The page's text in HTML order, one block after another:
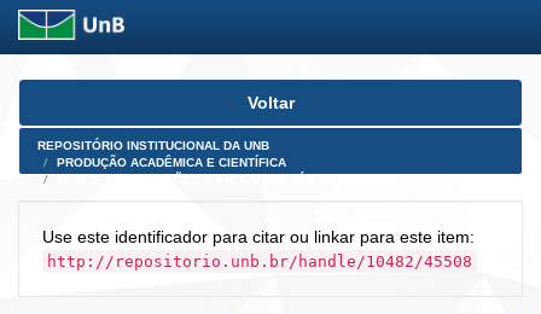
Skip
Voltar
REPOSITÓRIO INSTITUCIONAL DA UNB
PRODUÇÃO ACADÊMICA E CIENTÍFICA
Use este identificador para citar ou linkar para este item:
http://repositorio.unb.br/handle/10482/45508